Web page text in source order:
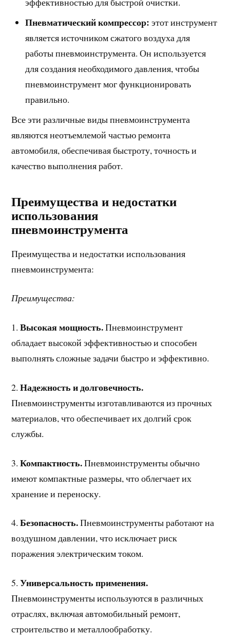
Пневматический компрессор: этот инструмент
является источником сжатого воздуха для
работы пневмоинструмента. Он используется
для создания необходимого давления, чтобы
пневмоинструмент мог функционировать
правильно.
Все эти различные виды пневмоинструмента
являются неотъемлемой частью ремонта
автомобиля, обеспечивая быстроту, точность и
качество выполнения работ.
Преимущества и недостатки
использования
пневмоинструмента
Преимущества и недостатки использования
пневмоинструмента:
Преимущества:
1.Высокая мощность.Пневмоинструмент
обладает высокой эффективностью и способен
выполнять сложные задачи быстро и эффективно.
2.Надежность и долговечность.
Пневмоинструменты изготавливаются из прочных
материалов, что обеспечивает их долгий срок
службы.
3.Компактность.Пневмоинструменты обычно
имеют компактные размеры, что облегчает их
хранение и переноску.
4.Безопасность.Пневмоинструменты работают на
воздушном давлении, что исключает риск
поражения электрическим током.
5.Универсальность применения.
Пневмоинструменты используются в различных
отраслях, включая автомобильный ремонт,
строительство и металлообработку.